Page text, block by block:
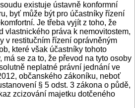
existuje ústavně konformní
byť může být pro účastníky řízení
Je třeba vyjít z toho, že
vlastnického práva k nemovitostem,
v restitučním řízení oprávněným
které však účastníky tohoto
má se za to, že převod na tyto osoby
neplatné právní jednání ve
občanského zákoníku, neboť
§ 5 odst. 3 zákona o půdě,
zcizování majetku dotčeného